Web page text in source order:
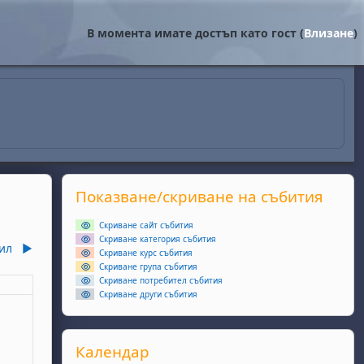
В момента имате достъп като гост (Влизане)
▶︎
неделя, 1 март
Supplementary blocks
Прескочи Показване/скриване на събития
Показване/скриване на събития
Скриване сайт събития
Скриване категория събития
Скриване курс събития
Скриване група събития
Скриване потребител събития
Скриване други събития
Прескочи Календар
Календар